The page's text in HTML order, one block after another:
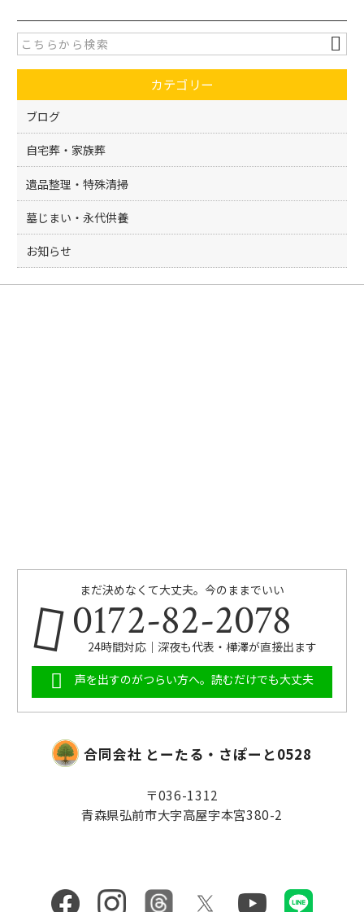
e
b
o
o
k
er
カテゴリー
ブログ
自宅葬・家族葬
遺品整理・特殊清掃
墓じまい・永代供養
お知らせ
まだ決めなくて大丈夫。今のままでいい
0172-82-2078
24時間対応｜深夜も代表・樺澤が直接出ます
声を出すのがつらい方へ。読むだけでも大丈夫
合同会社 とーたる・さぽーと0528
〒036-1312
青森県弘前市大字高屋字本宮380-2